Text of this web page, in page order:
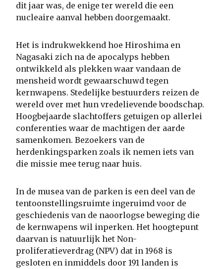
dit jaar was, de enige ter wereld die een
nucleaire aanval hebben doorgemaakt.
Het is indrukwekkend hoe Hiroshima en
Nagasaki zich na de apocalyps hebben
ontwikkeld als plekken waar vandaan de
mensheid wordt gewaarschuwd tegen
kernwapens. Stedelijke bestuurders reizen de
wereld over met hun vredelievende boodschap.
Hoogbejaarde slachtoffers getuigen op allerlei
conferenties waar de machtigen der aarde
samenkomen. Bezoekers van de
herdenkingsparken zoals ik nemen iets van
die missie mee terug naar huis.
In de musea van de parken is een deel van de
tentoonstellingsruimte ingeruimd voor de
geschiedenis van de naoorlogse beweging die
de kernwapens wil inperken. Het hoogtepunt
daarvan is natuurlijk het Non-
proliferatieverdrag (NPV) dat in 1968 is
gesloten en inmiddels door 191 landen is